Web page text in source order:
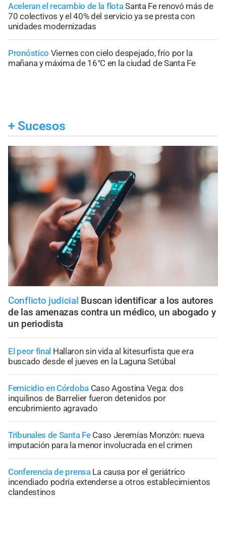
Aceleran el recambio de la flotaSanta Fe renovó más de
70 colectivos y el 40% del servicio ya se presta con
unidades modernizadas
Pronóstico Viernes con cielo despejado, frío por la
mañana y máxima de 16°C en la ciudad de Santa Fe
+ Sucesos
Conflicto judicial Buscan identificar a los autores
de las amenazas contra un médico, un abogado y
un periodista
El peor final Hallaron sin vida al kitesurfista que era
buscado desde el jueves en la Laguna Setúbal
Femicidio en Córdoba Caso Agostina Vega: dos
inquilinos de Barrelier fueron detenidos por
encubrimiento agravado
Tribunales de Santa Fe Caso Jeremías Monzón: nueva
imputación para la menor involucrada en el crimen
Conferencia de prensa La causa por el geriátrico
incendiado podría extenderse a otros establecimientos
clandestinos